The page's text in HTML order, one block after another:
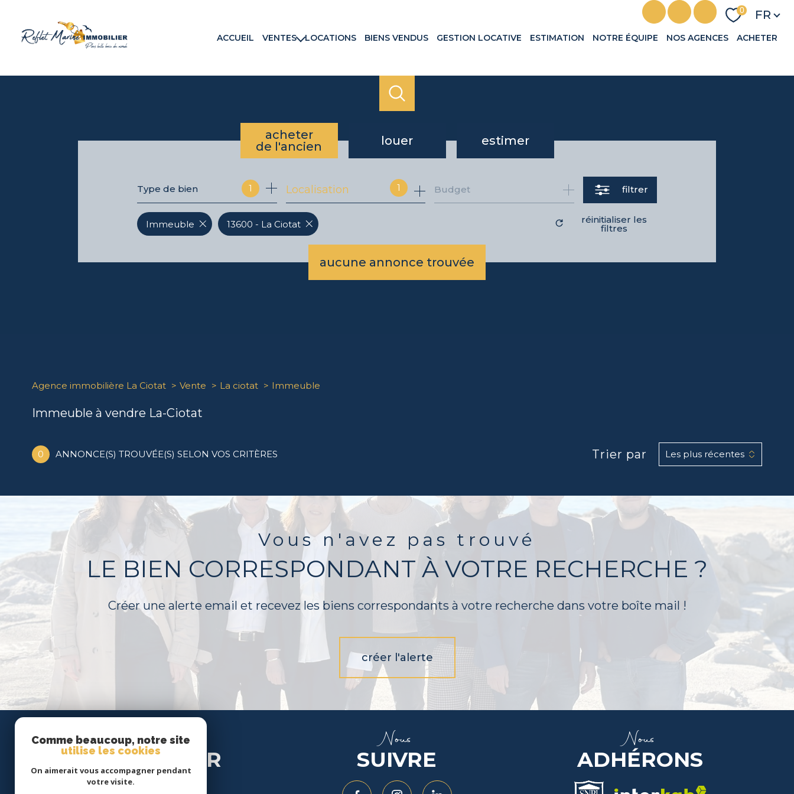
0 FR
ACCUEIL VENTES
Maisons & Villas
Programmes neufs
LOCATIONS BIENS VENDUS GESTION LOCATIVE ESTIMATION NOTRE ÉQUIPE NOS AGENCES ACHETER
acheter
de l'ancien
de l'ancien
du neuf
louer
à l'année
estimer
Type de bien 1 1
Localisation Budget filtrer
aucune annonce trouvée
Immeuble 13600 - La Ciotat réinitialiser les
filtres
Agence immobilière La Ciotat Vente La ciotat Immeuble
Immeuble à vendre La-Ciotat
0 ANNONCE(S) TROUVÉE(S) SELON VOS CRITÈRES Trier par Les plus récentes
Vous n'avez pas trouvé
LE BIEN CORRESPONDANT À VOTRE RECHERCHE ?
Créer une alerte email et recevez les biens correspondants à votre recherche dans votre boîte mail !
créer l'alerte
Se
CONNECTER
Nous
SUIVRE
Nous
ADHÉRONS
Comme beaucoup, notre site
utilise les cookies
On aimerait vous accompagner pendant
votre visite.